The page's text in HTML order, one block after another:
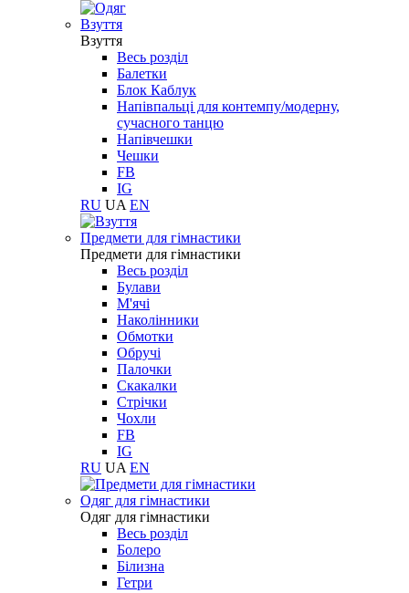
Взуття
Взуття
Весь розділ
Балетки
Блок Каблук
Напівпальці для контемпу/модерну,
сучасного танцю
Напівчешки
Чешки
FB
IG
RU UA EN
Предмети для гімнастики
Предмети для гімнастики
Весь розділ
Булави
М'ячі
Наколінники
Обмотки
Обручі
Палочки
Скакалки
Стрічки
Чохли
FB
IG
RU UA EN
Одяг для гімнастики
Одяг для гімнастики
Весь розділ
Болеро
Білизна
Гетри